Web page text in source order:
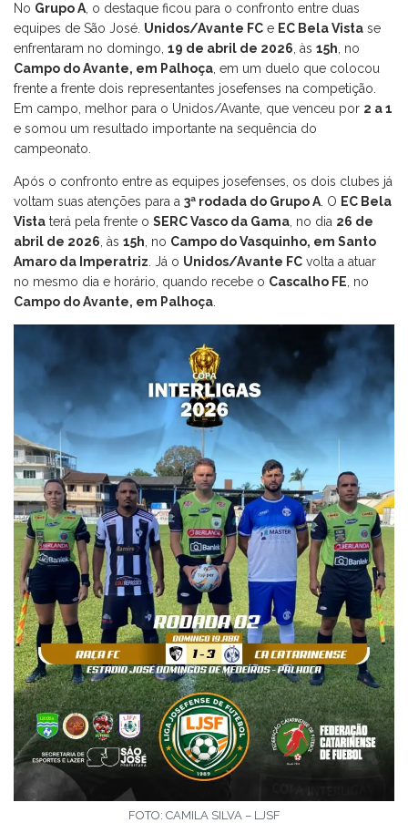
No Grupo A, o destaque ficou para o confronto entre duas
equipes de São José. Unidos/Avante FC e EC Bela Vista se
enfrentaram no domingo, 19 de abril de 2026, às 15h, no
Campo do Avante, em Palhoça, em um duelo que colocou
frente a frente dois representantes josefenses na competição.
Em campo, melhor para o Unidos/Avante, que venceu por 2 a 1
e somou um resultado importante na sequência do
campeonato.
Após o confronto entre as equipes josefenses, os dois clubes já
voltam suas atenções para a 3ª rodada do Grupo A. O EC Bela
Vista terá pela frente o SERC Vasco da Gama, no dia 26 de
abril de 2026, às 15h, no Campo do Vasquinho, em Santo
Amaro da Imperatriz. Já o Unidos/Avante FC volta a atuar
no mesmo dia e horário, quando recebe o Cascalho FE, no
Campo do Avante, em Palhoça.
FOTO: CAMILA SILVA – LJSF